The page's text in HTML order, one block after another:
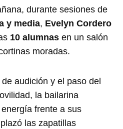
durante sesiones de
y media, Evelyn Cordero
10 alumnas en un salón
moradas.
audición y el paso del
la bailarina
frente a sus
las zapatillas